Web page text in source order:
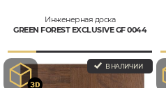
Инженерная доска
GREEN FOREST EXCLUSIVE GF 0044
В НАЛИЧИИ